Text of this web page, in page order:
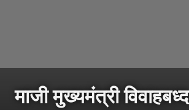
माजी मुख्यमंत्री विवाहबध्द